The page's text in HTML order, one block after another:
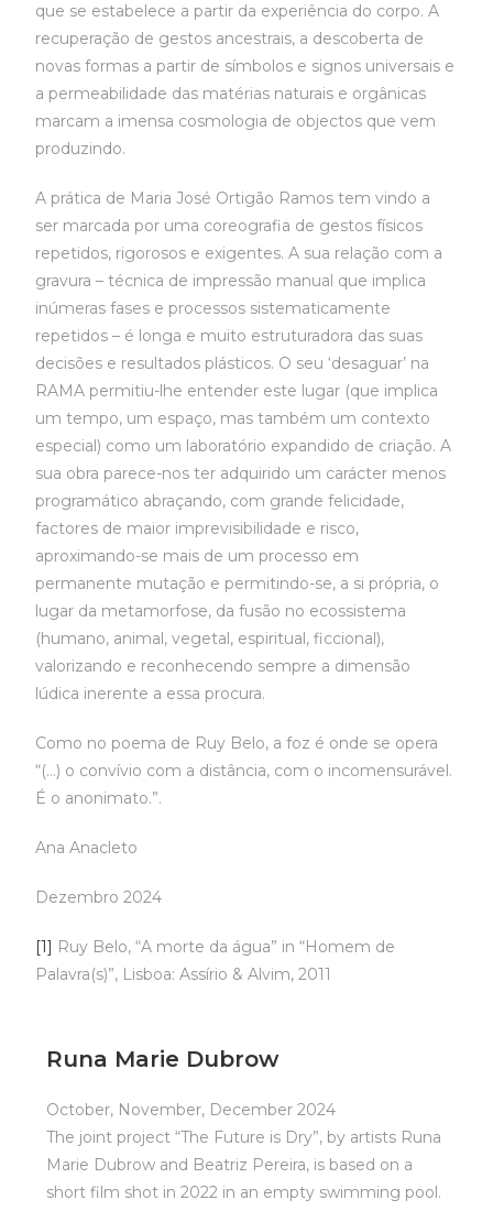
que se estabelece a partir da experiência do corpo. A
recuperação de gestos ancestrais, a descoberta de
novas formas a partir de símbolos e signos universais e
a permeabilidade das matérias naturais e orgânicas
marcam a imensa cosmologia de objectos que vem
produzindo.
A prática de Maria José Ortigão Ramos tem vindo a
ser marcada por uma coreografia de gestos físicos
repetidos, rigorosos e exigentes. A sua relação com a
gravura – técnica de impressão manual que implica
inúmeras fases e processos sistematicamente
repetidos – é longa e muito estruturadora das suas
decisões e resultados plásticos. O seu ‘desaguar’ na
RAMA permitiu-lhe entender este lugar (que implica
um tempo, um espaço, mas também um contexto
especial) como um laboratório expandido de criação. A
sua obra parece-nos ter adquirido um carácter menos
programático abraçando, com grande felicidade,
factores de maior imprevisibilidade e risco,
aproximando-se mais de um processo em
permanente mutação e permitindo-se, a si própria, o
lugar da metamorfose, da fusão no ecossistema
(humano, animal, vegetal, espiritual, ficcional),
valorizando e reconhecendo sempre a dimensão
lúdica inerente a essa procura.
Como no poema de Ruy Belo, a foz é onde se opera
“(…) o convívio com a distância, com o incomensurável.
É o anonimato.”.
Ana Anacleto
Dezembro 2024
[1] Ruy Belo, “A morte da água” in “Homem de
Palavra(s)”, Lisboa: Assírio & Alvim, 2011
Runa Marie Dubrow
October, November, December 2024
The joint project “The Future is Dry”, by artists Runa
Marie Dubrow and Beatriz Pereira, is based on a
short film shot in 2022 in an empty swimming pool.